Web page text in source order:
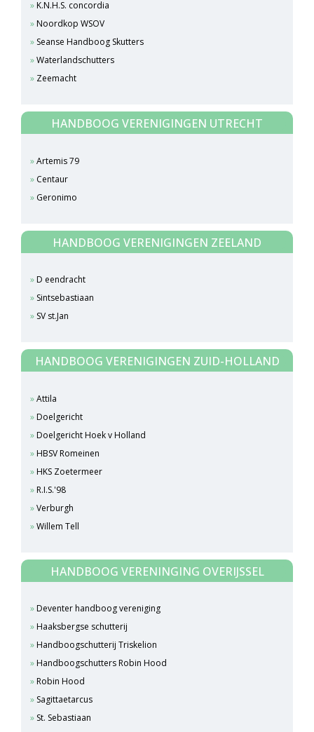
K.N.H.S. concordia
Noordkop WSOV
Seanse Handboog Skutters
Waterlandschutters
Zeemacht
HANDBOOG VERENIGINGEN UTRECHT
Artemis 79
Centaur
Geronimo
HANDBOOG VERENIGINGEN ZEELAND
D eendracht
Sintsebastiaan
SV st.Jan
HANDBOOG VERENIGINGEN ZUID-HOLLAND
Attila
Doelgericht
Doelgericht Hoek v Holland
HBSV Romeinen
HKS Zoetermeer
R.I.S.'98
Verburgh
Willem Tell
HANDBOOG VERENINGING OVERIJSSEL
Deventer handboog vereniging
Haaksbergse schutterij
Handboogschutterij Triskelion
Handboogschutters Robin Hood
Robin Hood
Sagittaetarcus
St. Sebastiaan